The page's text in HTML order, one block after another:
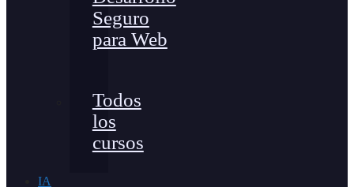
Seguro
para Web
Todos
los
cursos
IA